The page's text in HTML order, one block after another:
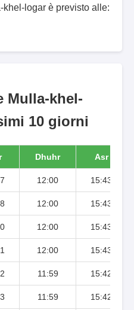
khel-logar è previsto alle:
Mulla-khel-
10 giorni
Dhuhr Asr
12:00 15:43
12:00 15:43
12:00 15:43
12:00 15:43
11:59 15:42
11:59 15:42